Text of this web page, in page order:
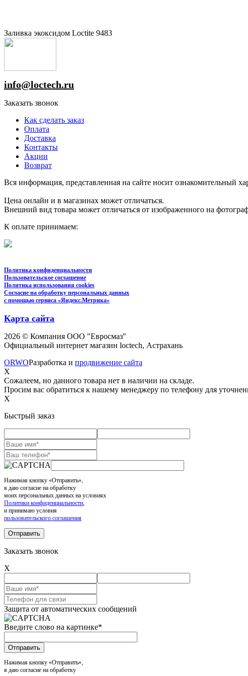
Заливка экоксидом Loctite 9483
info@loctech.ru
Заказать звонок
Как сделать заказ
Оплата
Доставка
Контакты
Акции
Возврат
Вся информация, представленная на сайте носит ознакомительный
Цена онлайн и в магазинах может отличаться.
Внешний вид товара может отличаться от изображенного на
К оплате принимаем:
Политика конфиденциальности
Пользовательское соглашение
Политика использования cookies
Согласие на обработку персональных данных
с помощью сервиса «Яндекс.Метрика»
Карта сайта
2026 © Компания ООО "Евросмаз"
Официальный интернет магазин loctech, Астрахань
ORWOРазработка и продвижение сайта
X
Сожалеем, но данного товара нет в наличии на складе.
Просим вас обратиться к нашему менеджеру по телефону для
X
Быстрый заказ
Нажимая кнопку «Отправить»,
я даю согласие на обработку
моих персональных данных на условиях
Политики конфиденциальности,
и принимаю условия
пользовательского соглашения
Заказать звонок
X
Защита от автоматических сообщений
Введите слово на картинке*
Нажимая кнопку «Отправить»,
я даю согласие на обработку